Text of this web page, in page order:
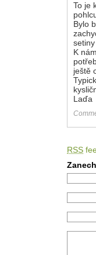
To je
Bylo
K
ještě
Laďa
RSS